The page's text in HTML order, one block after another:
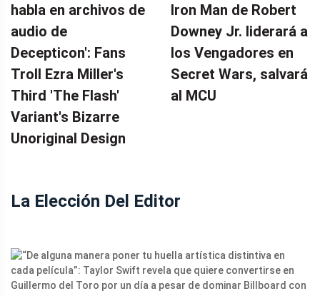
habla en archivos de
audio de
Decepticon': Fans
Troll Ezra Miller's
Third 'The Flash'
Variant's Bizarre
Unoriginal Design
Iron Man de Robert
Downey Jr. liderará a
los Vengadores en
Secret Wars, salvará
al MCU
La Elección Del Editor